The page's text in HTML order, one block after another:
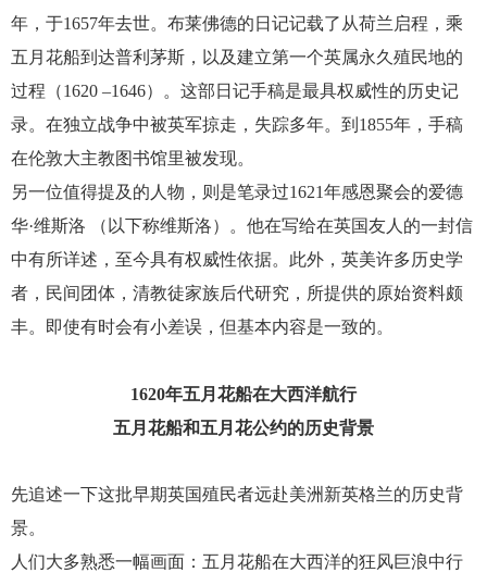
年，于1657年去世。布莱佛德的日记记载了从荷兰启程，乘
五月花船到达普利茅斯，以及建立第一个英属永久殖民地的
过程（1620 –1646）。这部日记手稿是最具权威性的历史记
录。在独立战争中被英军掠走，失踪多年。到1855年，手稿
在伦敦大主教图书馆里被发现。
另一位值得提及的人物，则是笔录过1621年感恩聚会的爱德
华·维斯洛 （以下称维斯洛）。他在写给在英国友人的一封信
中有所详述，至今具有权威性依据。此外，英美许多历史学
者，民间团体，清教徒家族后代研究，所提供的原始资料颇
丰。即使有时会有小差误，但基本内容是一致的。
1620年五月花船在大西洋航行
五月花船和五月花公约的历史背景
先追述一下这批早期英国殖民者远赴美洲新英格兰的历史背
景。
人们大多熟悉一幅画面：五月花船在大西洋的狂风巨浪中行